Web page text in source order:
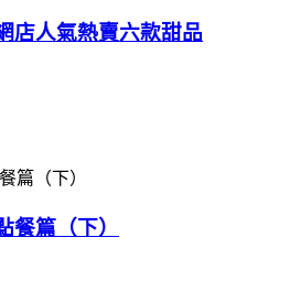
店人氣熱賣六款甜品
餐篇（下）